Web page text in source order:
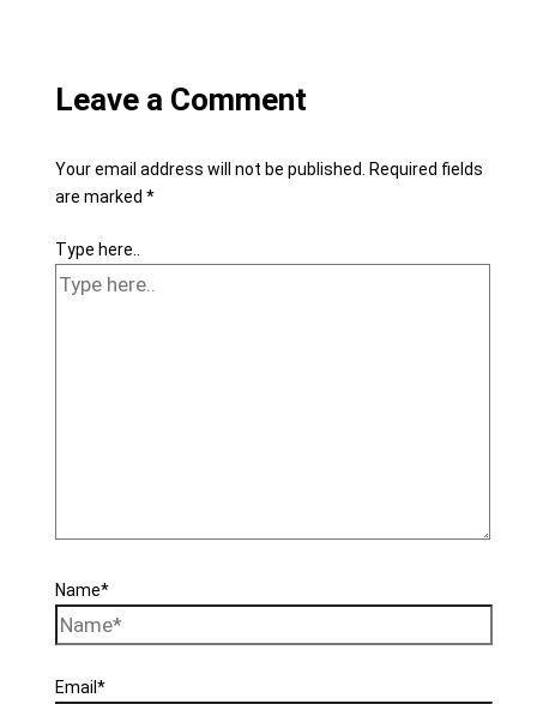
Leave a Comment
Your email address will not be published.
Required fields
are marked *
Type here..
Name*
Email*